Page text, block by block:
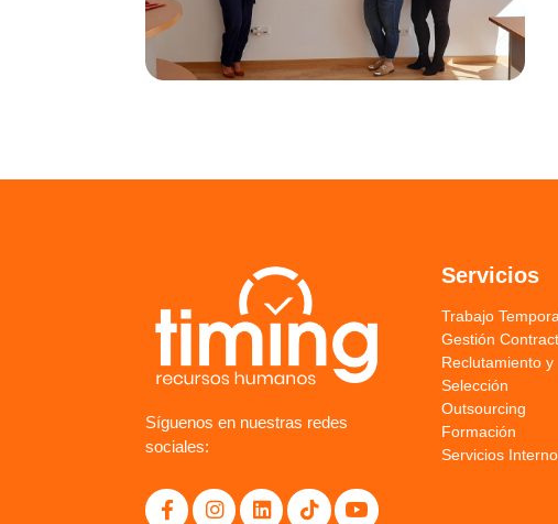
Síguenos en nuestras redes
sociales:
Servicios
Trabajo
Gestión
Reclutamiento y
Selección
Outsourcing
Formación
Servicios